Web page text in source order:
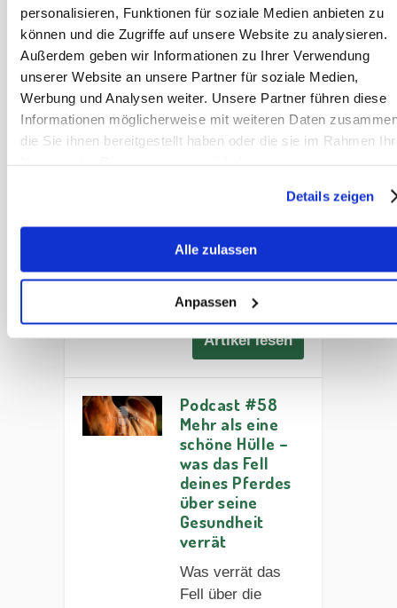
personalisieren, Funktionen für soziale Medien anbieten zu
können und die Zugriffe auf unsere Website zu analysieren.
Außerdem geben wir Informationen zu Ihrer Verwendung
unserer Website an unsere Partner für soziale Medien,
Werbung und Analysen weiter. Unsere Partner führen diese
Informationen möglicherweise mit weiteren Daten
die Sie ihnen bereitgestellt haben oder die sie im Rahmen
Details zeigen
Alle zulassen
Anpassen
Elektrolyte –
was Pferde bei
Sommerhitze
wirklich
brauchen
Wann braucht ein
Pferd Elektrolyte?
profitieren und
warum pauschale
Empfehlungen oft
irreführend sind.
Artikel lesen
Podcast #58
Mehr als eine
schöne Hülle –
was das Fell
deines Pferdes
über seine
Gesundheit
verrät
Was verrät das
Fell über die